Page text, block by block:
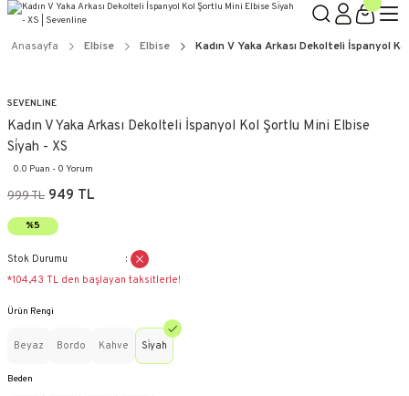
Anasayfa Elbise Elbise Kadın V Yaka Arkası Dekolteli İspanyol
SEVENLINE
Kadın V Yaka Arkası Dekolteli İspanyol Kol Şortlu Mini Elbise
Si̇yah - XS
0.0 Puan - 0 Yorum
999 TL 949 TL
%5
Stok Durumu
*104,43 TL den başlayan taksitlerle!
Ürün Rengi
Beyaz Bordo Kahve Si̇yah
Beden